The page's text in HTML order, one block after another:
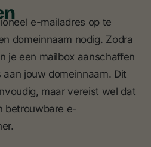
e-mailadres op te
domeinnaam nodig. Zodra
je een mailbox aanschaffen
aan jouw domeinnaam. Dit
maar vereist wel dat
betrouwbare e-